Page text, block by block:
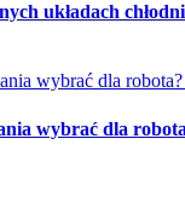
układach
wybrać dla